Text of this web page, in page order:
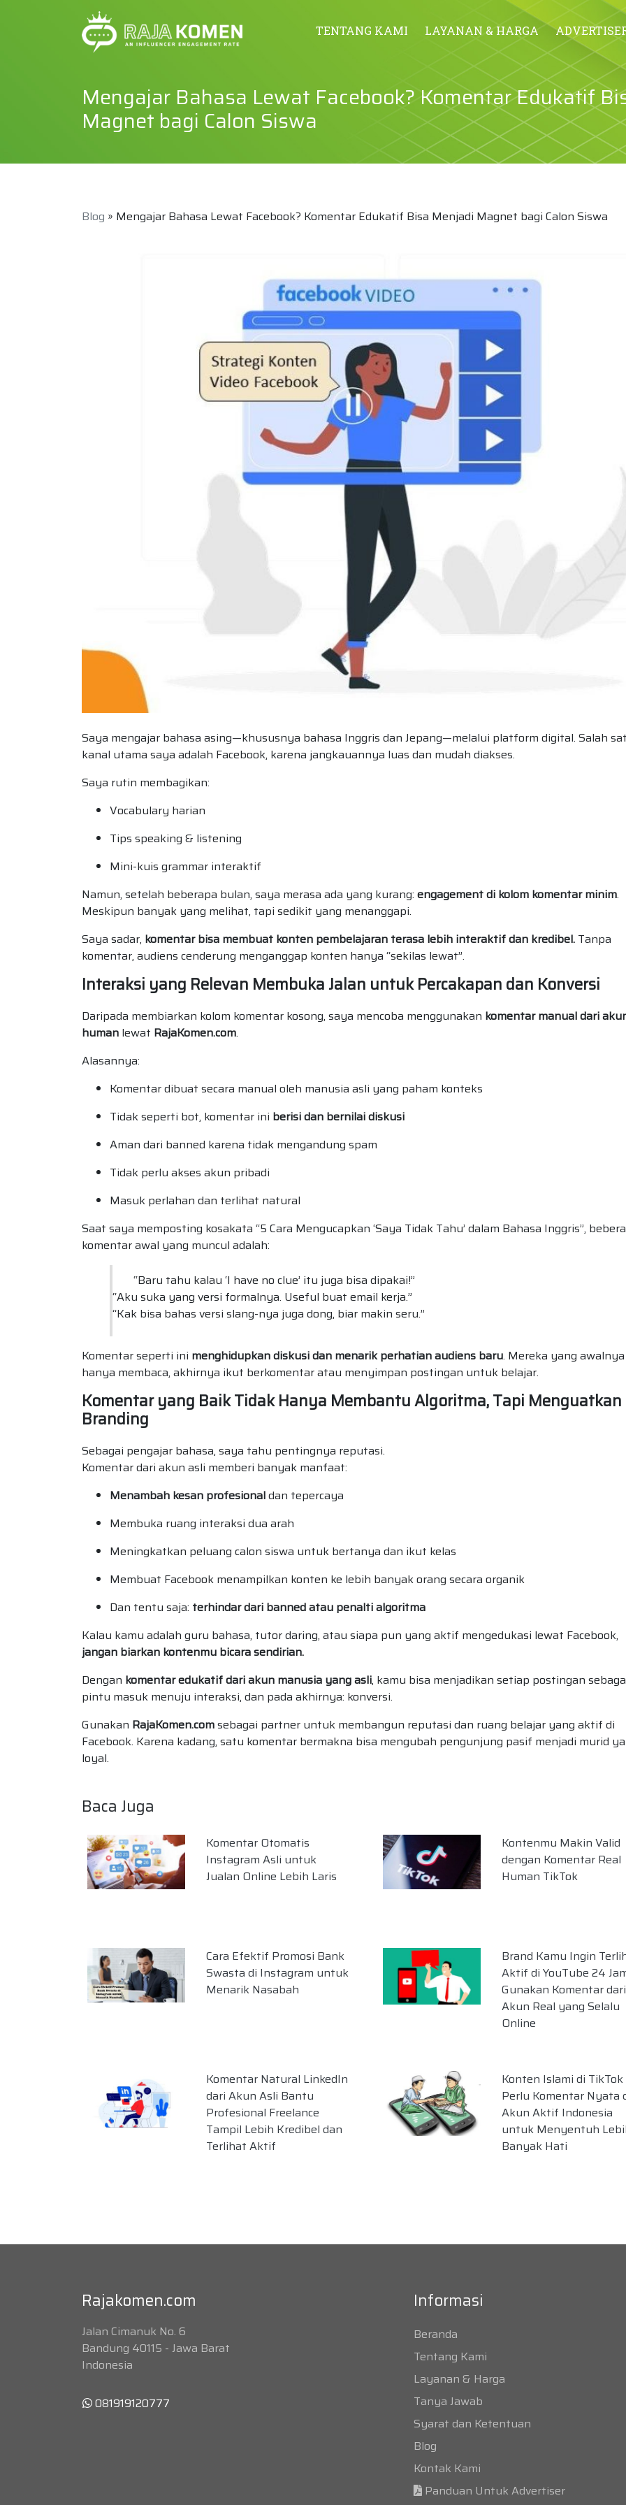
TENTANG KAMI LAYANAN & HARGA
Mengajar Bahasa Lewat Facebook? Komentar Edukatif
Magnet bagi Calon Siswa
Blog » Mengajar Bahasa Lewat Facebook? Komentar Edukatif Bisa Menjadi Magnet bagi Calon Siswa
Saya mengajar bahasa asing—khususnya bahasa Inggris dan Jepang—melalui platform digital. Salah
kanal utama saya adalah Facebook, karena jangkauannya luas dan mudah diakses.
Saya rutin membagikan:
Vocabulary harian
Tips speaking & listening
Mini-kuis grammar interaktif
Namun, setelah beberapa bulan, saya merasa ada yang kurang: engagement di kolom komentar minim.
Meskipun banyak yang melihat, tapi sedikit yang menanggapi.
Saya sadar, komentar bisa membuat konten pembelajaran terasa lebih interaktif dan kredibel. Tanpa
komentar, audiens cenderung menganggap konten hanya “sekilas lewat”.
Interaksi yang Relevan Membuka Jalan untuk Percakapan dan Konversi
Daripada membiarkan kolom komentar kosong, saya mencoba menggunakan komentar manual dari
human lewat RajaKomen.com.
Alasannya:
Komentar dibuat secara manual oleh manusia asli yang paham konteks
Tidak seperti bot, komentar ini berisi dan bernilai diskusi
Aman dari banned karena tidak mengandung spam
Tidak perlu akses akun pribadi
Masuk perlahan dan terlihat natural
Saat saya memposting kosakata “5 Cara Mengucapkan ‘Saya Tidak Tahu’ dalam Bahasa Inggris”,
komentar awal yang muncul adalah:
“Baru tahu kalau ‘I have no clue’ itu juga bisa dipakai!”
“Aku suka yang versi formalnya. Useful buat email kerja.”
“Kak bisa bahas versi slang-nya juga dong, biar makin seru.”
Komentar seperti ini menghidupkan diskusi dan menarik perhatian audiens baru. Mereka yang awalnya
hanya membaca, akhirnya ikut berkomentar atau menyimpan postingan untuk belajar.
Komentar yang Baik Tidak Hanya Membantu Algoritma, Tapi Menguatkan
Branding
Sebagai pengajar bahasa, saya tahu pentingnya reputasi.
Komentar dari akun asli memberi banyak manfaat:
Menambah kesan profesionaldan tepercaya
Membuka ruang interaksi dua arah
Meningkatkan peluang calon siswa untuk bertanya dan ikut kelas
Membuat Facebook menampilkan konten ke lebih banyak orang secara organik
Dan tentu saja: terhindar dari banned atau penalti algoritma
Kalau kamu adalah guru bahasa, tutor daring, atau siapa pun yang aktif mengedukasi lewat Facebook,
jangan biarkan kontenmu bicara sendirian.
Dengan komentar edukatif dari akun manusia yang asli, kamu bisa menjadikan setiap postingan
pintu masuk menuju interaksi, dan pada akhirnya: konversi.
Gunakan RajaKomen.comsebagai partner untuk membangun reputasi dan ruang belajar yang aktif di
Facebook. Karena kadang, satu komentar bermakna bisa mengubah pengunjung pasif menjadi murid
loyal.
Baca Juga
Komentar Otomatis
Instagram Asli untuk
Jualan Online Lebih Laris
Kontenmu Makin Valid
dengan Komentar Real
Human TikTok
Cara Efektif Promosi Bank
Swasta di Instagram untuk
Menarik Nasabah
Brand Kamu Ingin
Aktif di YouTube 24
Gunakan Komentar dari
Akun Real yang Selalu
Online
Komentar Natural LinkedIn
dari Akun Asli Bantu
Profesional Freelance
Tampil Lebih Kredibel dan
Terlihat Aktif
Konten Islami di TikTok
Perlu Komentar Nyata
Akun Aktif Indonesia
untuk Menyentuh
Banyak Hati
Rajakomen.com
Jalan Cimanuk No. 6
Bandung 40115 - Jawa Barat
Indonesia
081919120777
Informasi
Beranda
Tentang Kami
Layanan & Harga
Tanya Jawab
Syarat dan Ketentuan
Blog
Kontak Kami
Panduan Untuk Advertiser